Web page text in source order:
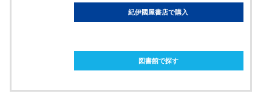
紀伊國屋書店で購入
図書館で探す